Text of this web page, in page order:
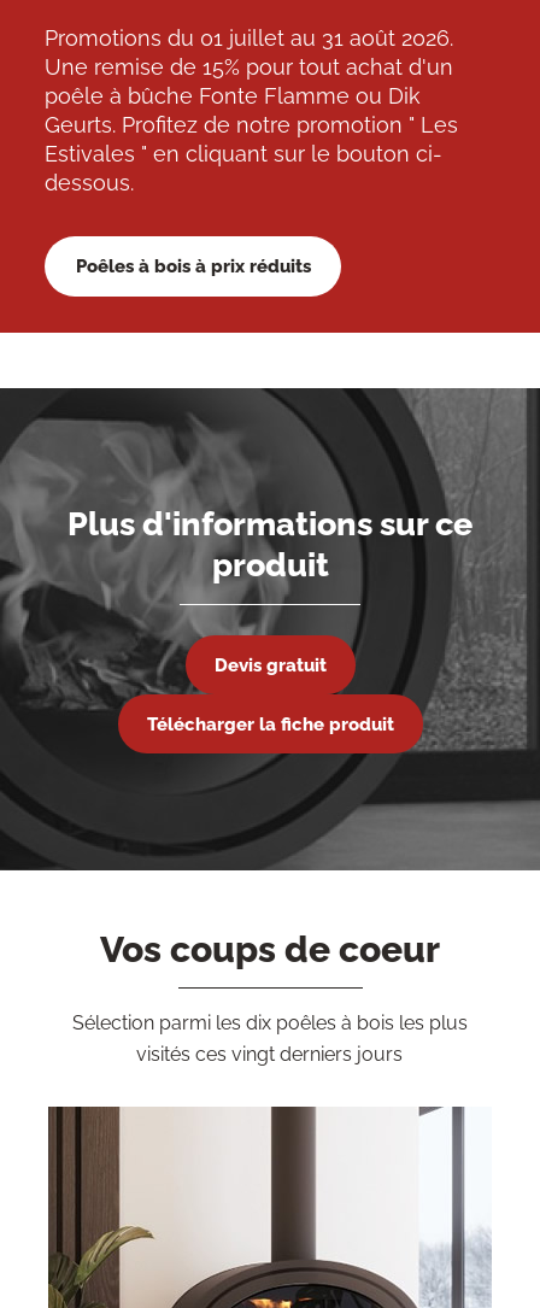
Promotions du 01 juillet au 31 août 2026.
Une remise de 15% pour tout achat d'un
poêle à bûche Fonte Flamme ou Dik
Geurts. Profitez de notre promotion " Les
Estivales " en cliquant sur le bouton ci-
dessous.
Poêles à bois à prix réduits
Plus d'informations sur ce
produit
Devis gratuit
Télécharger la fiche produit
Vos coups de coeur
Sélection parmi les dix poêles à bois les plus
visités ces vingt derniers jours